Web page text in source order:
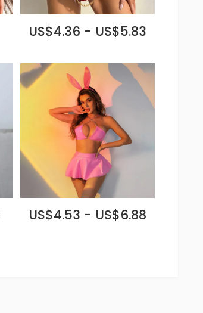
US$4.36 - US$5.83
US$4.53 - US$6.88